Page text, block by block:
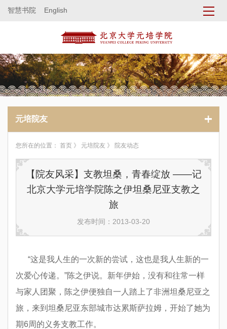
智慧书院 English
元培院友
您所在的位置： 首页 》 元培院友 》 院友动态
【院友风采】支教坦桑，青春绽放 ——记
北京大学元培学院陈之伊坦桑尼亚支教之
旅
发布时间：2013-03-20
“这是我人生的一次新的尝试，这也是我人生新的一
次爱心传递。”陈之伊说。新年伊始，没有和往常一样
与家人团聚，陈之伊便独自一人踏上了非洲坦桑尼亚之
旅，来到坦桑尼亚东部城市达累斯萨拉姆，开始了她为
期6周的义务支教工作。